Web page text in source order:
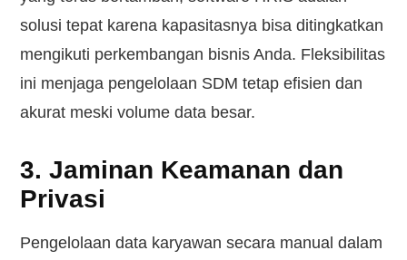
solusi tepat karena kapasitasnya bisa ditingkatkan
mengikuti perkembangan bisnis Anda. Fleksibilitas
ini menjaga pengelolaan SDM tetap efisien dan
akurat meski volume data besar.
3. Jaminan Keamanan dan
Privasi
Pengelolaan data karyawan secara manual dalam